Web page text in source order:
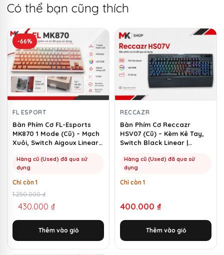
Có thể bạn cũng thích
-66%
FL ESPORT
Bàn Phím Cơ FL-Esports
MK870 1 Mode (Cũ) – Mạch
Xuôi, Switch Aigoux Linear |
Hàng cũ (Used) đã qua sử
dụng
Chỉ còn 1
1.250.000₫
Giá
gốc
là:
1.250.000 ₫.
430.000 ₫
Giá
hiện
tại
là:
430.000 ₫.
Thêm vào giỏ
RECCAZR
Bàn Phím Cơ Reccazr
HSV07 (Cũ) – Kèm Kê Tay,
Switch Black Linear |
Hàng cũ (Used) đã qua sử
dụng
Chỉ còn 1
400.000 ₫
Thêm vào giỏ